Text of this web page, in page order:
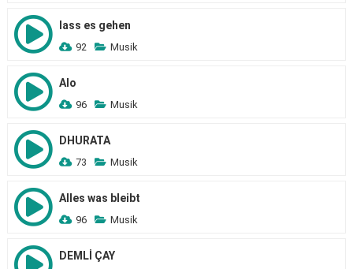
lass es gehen
92 Musik
Alo
96 Musik
DHURATA
73 Musik
Alles was bleibt
96 Musik
DEMLİ ÇAY